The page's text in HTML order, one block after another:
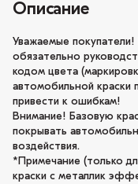
Описание
Уважаемые
обязательно
кодом цвета
автомобильной краски
привести к ошибкам!
Внимание! Базовую
покрывать
воздействия.
*Примечание (только
краски с металлик